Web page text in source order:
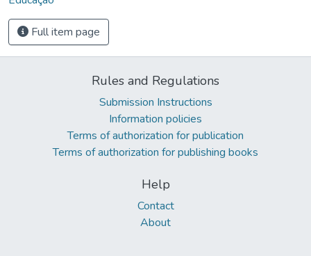
Full item page
Rules and Regulations
Submission Instructions
Information policies
Terms of authorization for publication
Terms of authorization for publishing books
Help
Contact
About